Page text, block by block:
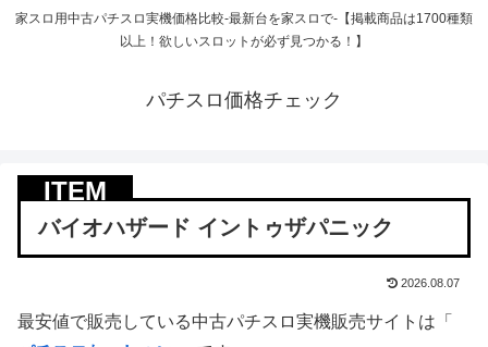
家スロ用中古パチスロ実機価格比較-最新台を家スロで-【掲載商品は1700種類
以上！欲しいスロットが必ず見つかる！】
パチスロ価格チェック
バイオハザード イントゥザパニック
2026.08.07
最安値で販売している中古パチスロ実機販売サイトは「